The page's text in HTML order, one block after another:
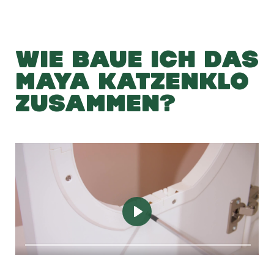
WIE BAUE ICH DAS
MAYA KATZENKLO
ZUSAMMEN?